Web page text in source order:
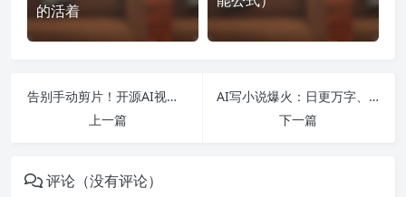
的活着
告别手动剪片！开源AI视频剪辑神器OpenStoryline，一句话搞定全流程成片
上一篇
AI写小说爆火：日更万字、45分钟成文，会取代人类作者吗？
下一篇
评论（没有评论）